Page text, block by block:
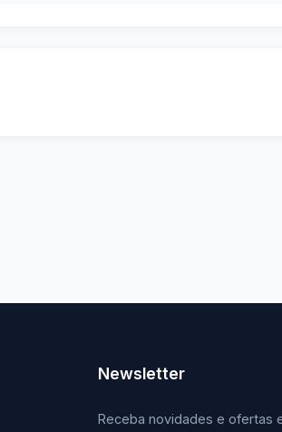
Newsletter
Receba novidades e ofertas